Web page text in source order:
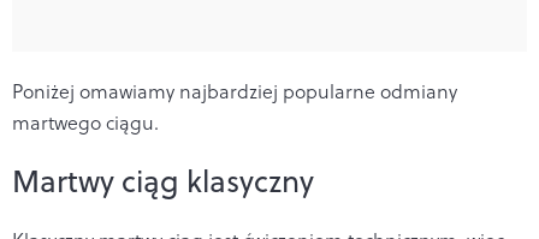
Poniżej omawiamy najbardziej popularne odmiany
martwego ciągu.
Martwy ciąg klasyczny